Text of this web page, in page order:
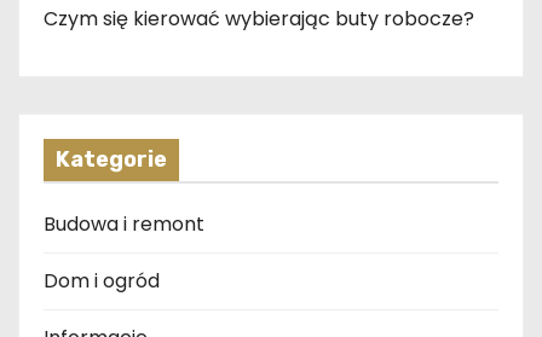
Czym się kierować wybierając buty robocze?
Kategorie
Budowa i remont
Dom i ogród